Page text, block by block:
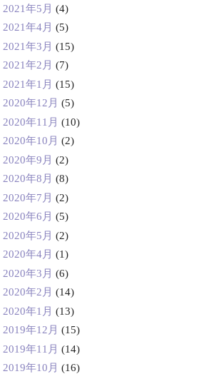
2021年5月 (4)
2021年4月 (5)
2021年3月 (15)
2021年2月 (7)
2021年1月 (15)
2020年12月 (5)
2020年11月 (10)
2020年10月 (2)
2020年9月 (2)
2020年8月 (8)
2020年7月 (2)
2020年6月 (5)
2020年5月 (2)
2020年4月 (1)
2020年3月 (6)
2020年2月 (14)
2020年1月 (13)
2019年12月 (15)
2019年11月 (14)
2019年10月 (16)